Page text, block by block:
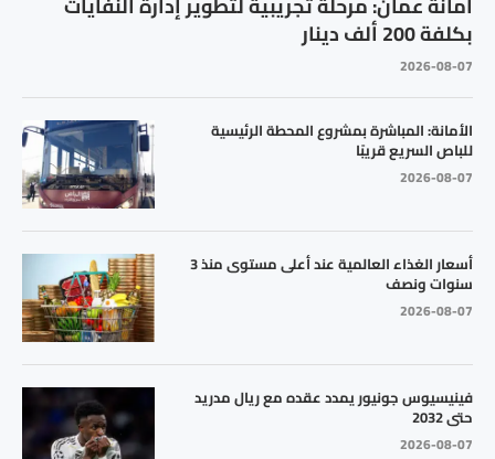
بكلفة 200 ألف دينار
2026-08-07
الأمانة: المباشرة بمشروع المحطة الرئيسية
للباص السريع قريبًا
2026-08-07
أسعار الغذاء العالمية عند أعلى مستوى منذ 3
سنوات ونصف
2026-08-07
فينيسيوس جونيور يمدد عقده مع ريال مدريد
حتى 2032
2026-08-07